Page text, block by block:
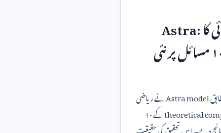
Astra:
ریاضی کے ۱۰ مسائل پر نئی
Astra modelنے ریاضی
theoretical
کے ۱۰
دیے۔ اس تحقیق کی حقیقت